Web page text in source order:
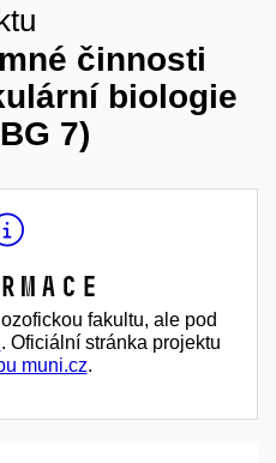
činnosti
biologie
7)
fakultu, ale pod
. Oficiální stránka projektu
muni.cz.